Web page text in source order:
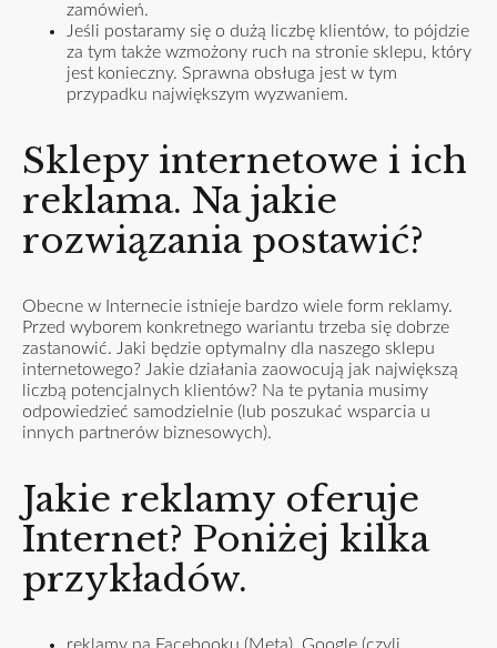
zamówień.
Jeśli postaramy się o dużą liczbę klientów, to pójdzie
za tym także wzmożony ruch na stronie sklepu, który
jest konieczny. Sprawna obsługa jest w tym
przypadku największym wyzwaniem.
Sklepy internetowe i ich
reklama. Na jakie
rozwiązania postawić?
Obecne w Internecie istnieje bardzo wiele form reklamy.
Przed wyborem konkretnego wariantu trzeba się dobrze
zastanowić. Jaki będzie optymalny dla naszego sklepu
internetowego? Jakie działania zaowocują jak największą
liczbą potencjalnych klientów? Na te pytania musimy
odpowiedzieć samodzielnie (lub poszukać wsparcia u
innych partnerów biznesowych).
Jakie reklamy oferuje
Internet? Poniżej kilka
przykładów.